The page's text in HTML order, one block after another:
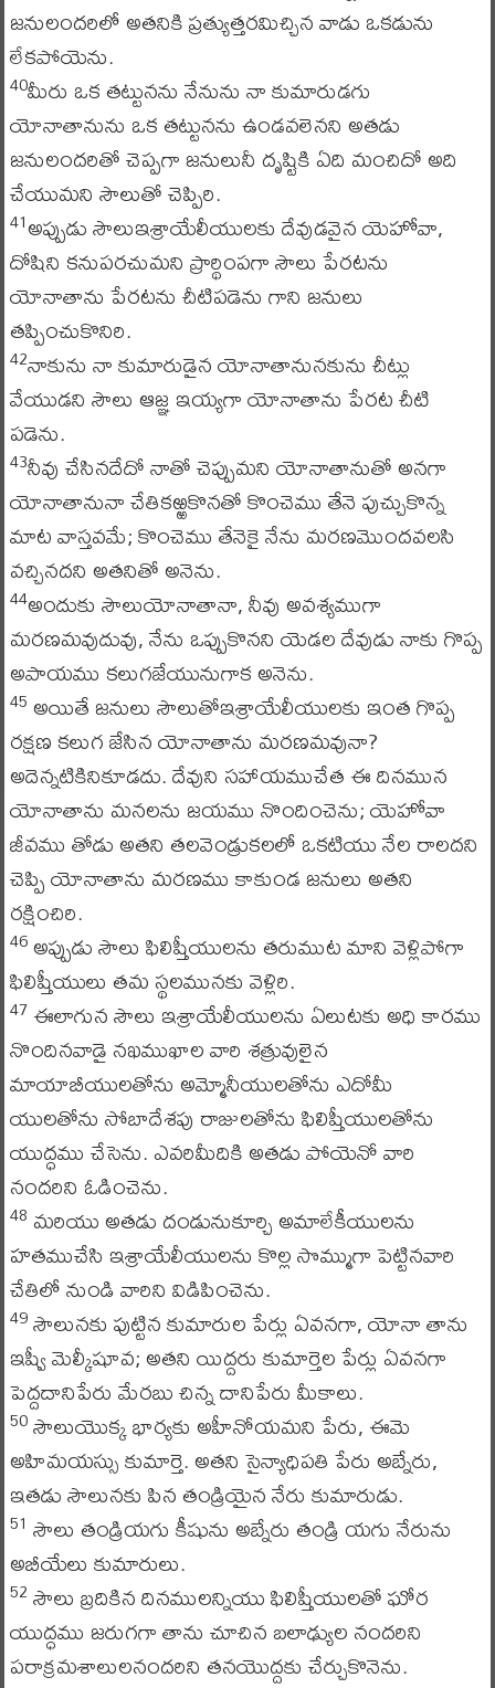
జనులందరిలో అతనికి ప్రత్యుత్తరమిచ్చిన వాడు ఒకడును
లేకపోయెను.
40మీరు ఒక తట్టునను నేనును నా కుమారుడగు
యోనాతానును ఒక తట్టునను ఉండవలెనని అతడు
జనులందరితో చెప్పగా జనులునీ దృష్టికి ఏది మంచిదో అది
చేయుమని సౌలుతో చెప్పిరి.
41అప్పుడు సౌలుఇశ్రాయేలీయులకు దేవుడవైన యెహోవా,
దోషిని కనుపరచుమని ప్రార్థింపగా సౌలు పేరటను
యోనాతాను పేరటను చీటిపడెను గాని జనులు
తప్పించుకొనిరి.
42నాకును నా కుమారుడైన యోనాతానునకును చీట్లు
వేయుడని సౌలు ఆజ్ఞ ఇయ్యగా యోనాతాను పేరట చీటి
పడెను.
43నీవు చేసినదేదో నాతో చెప్పుమని యోనాతానుతో అనగా
యోనాతానునా చేతికఱ్ఱకొనతో కొంచెము తేనె పుచ్చుకొన్న
మాట వాస్తవమే; కొంచెము తేనెకై నేను మరణమొందవలసి
వచ్చినదని అతనితో అనెను.
44అందుకు సౌలుయోనాతానా, నీవు అవశ్యముగా
మరణమవుదువు, నేను ఒప్పుకొనని యెడల దేవుడు నాకు గొప్ప
అపాయము కలుగజేయునుగాక అనెను.
45 అయితే జనులు సౌలుతోఇశ్రాయేలీయులకు ఇంత గొప్ప
రక్షణ కలుగ జేసిన యోనాతాను మరణమవునా?
అదెన్నటికినికూడదు. దేవుని సహాయముచేత ఈ దినమున
యోనాతాను మనలను జయము నొందించెను; యెహోవా
జీవము తోడు అతని తలవెండ్రుకలలో ఒకటియు నేల రాలదని
చెప్పి యోనాతాను మరణము కాకుండ జనులు అతని
రక్షించిరి.
46అప్పుడు సౌలు ఫిలిష్తీయులను తరుముట మాని వెళ్లిపోగా
ఫిలిష్తీయులు తమ స్థలమునకు వెళ్లిరి.
47ఈలాగున సౌలు ఇశ్రాయేలీయులను ఏలుటకు అధి కారము
నొందినవాడై నఖముఖాల వారి శత్రువులైన
మాయాబీయులతోను అమ్మోనీయులతోను ఎదోమీ
యులతోను సోబాదేశపు రాజులతోను ఫిలిష్తీయులతోను
యుద్ధము చేసెను. ఎవరిమీదికి అతడు పోయెనో వారి
నందరిని ఓడించెను.
48 మరియు అతడు దండునుకూర్చి అమాలేకీయులను
హతముచేసి ఇశ్రాయేలీయులను కొల్ల సొమ్ముగా పెట్టినవారి
చేతిలో నుండి వారిని విడిపించెను.
49సౌలునకు పుట్టిన కుమారుల పేర్లు ఏవనగా, యోనా తాను
ఇష్వీ మెల్కీషూవ; అతని యిద్దరు కుమార్తెల పేర్లు ఏవనగా
పెద్దదానిపేరు మేరబు చిన్న దానిపేరు మీకాలు.
50సౌలుయొక్క భార్యకు అహీనోయమని పేరు, ఈమె
అహిమయస్సు కుమార్తె. అతని సైన్యాధిపతి పేరు అబ్నేరు,
ఇతడు సౌలునకు పిన తండ్రియైన నేరు కుమారుడు.
51 సౌలు తండ్రియగు కీషును అబ్నేరు తండ్రి యగు నేరును
అబీయేలు కుమారులు.
52 సౌలు బ్రదికిన దినములన్నియు ఫిలిష్తీయులతో ఘోర
యుద్ధము జరుగగా తాను చూచిన బలాఢ్యుల నందరిని
పరాక్రమశాలులనందరిని తనయొద్దకు చేర్చుకొనెను.